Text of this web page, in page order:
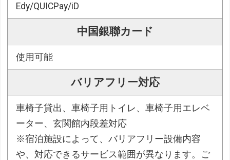
Edy/QUICPay/iD
中国銀聯カード
使用可能
バリアフリー対応
車椅子貸出、車椅子用トイレ、車椅子用エレベ
ーター、玄関館内段差対応
※宿泊施設によって、バリアフリー設備内容
や、対応できるサービス範囲が異なります。ご